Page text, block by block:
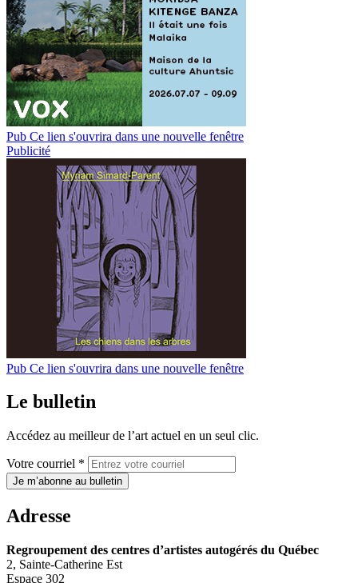
Pub Ce lien s'ouvrira dans une nouvelle fenêtre
Publicité
Pub Ce lien s'ouvrira dans une nouvelle fenêtre
Le bulletin
Accédez au meilleur de l’art actuel en un seul clic.
Votre courriel *
Je m’abonne au bulletin
Adresse
Regroupement des centres d’artistes autogérés du Québec
2, Sainte-Catherine Est
Espace 302